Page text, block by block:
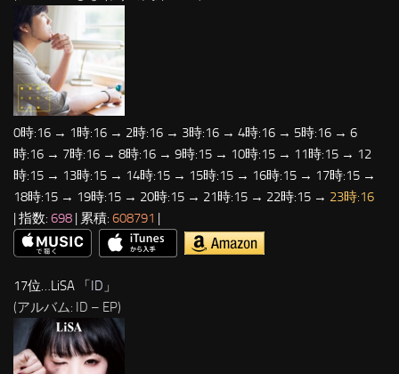
0時:16 → 1時:16 → 2時:16 → 3時:16 → 4時:16 → 5時:16 → 6
時:16 → 7時:16 → 8時:16 → 9時:15 → 10時:15 → 11時:15 → 12
時:15 → 13時:15 → 14時:15 → 15時:15 → 16時:15 → 17時:15 →
18時:15 → 19時:15 → 20時:15 → 21時:15 → 22時:15 → 23時:16
| 指数: 698 | 累積: 608791 |
17位…LiSA 「 ID 」
(アルバム: ID – EP)